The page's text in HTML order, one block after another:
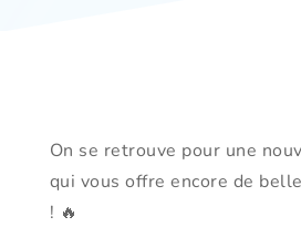
On se retrouve pour une
qui vous offre encore de
! 🔥